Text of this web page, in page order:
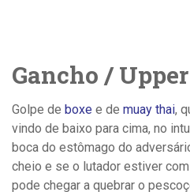
Gancho / Upper
Golpe de boxe e de muay thai,
vindo de baixo para cima, no
boca do estômago do
cheio e se o lutador estiver
pode chegar a quebrar o